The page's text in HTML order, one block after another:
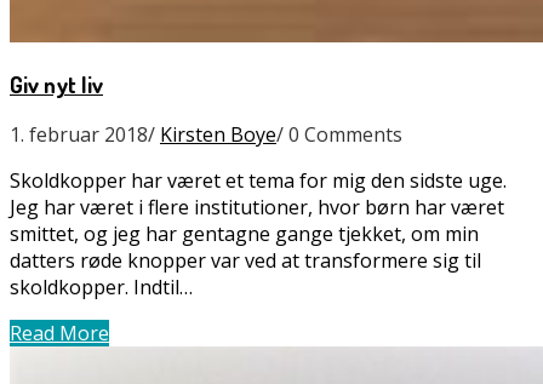
Giv nyt liv
1. februar 2018/ Kirsten Boye/0 Comments
Skoldkopper har været et tema for mig den sidste uge.
Jeg har været i flere institutioner, hvor børn har været
smittet, og jeg har gentagne gange tjekket, om min
datters røde knopper var ved at transformere sig til
skoldkopper. Indtil…
Read More